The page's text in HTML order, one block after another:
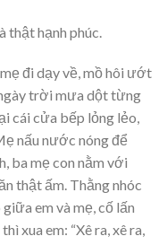
thật hạnh phúc.
đi dạy về, mồ hôi ướt
trời mưa dột từng
cái cửa bếp lỏng lẻo,
nấu nước nóng để
ba mẹ con nằm với
thật ấm. Thằng nhóc
em và mẹ, cố lấn
xua em: “Xê ra, xê ra,